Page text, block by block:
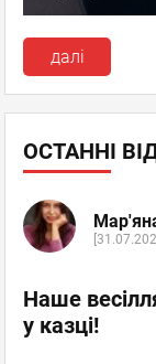
далі
ОСТАННІ
Наше
у казці!